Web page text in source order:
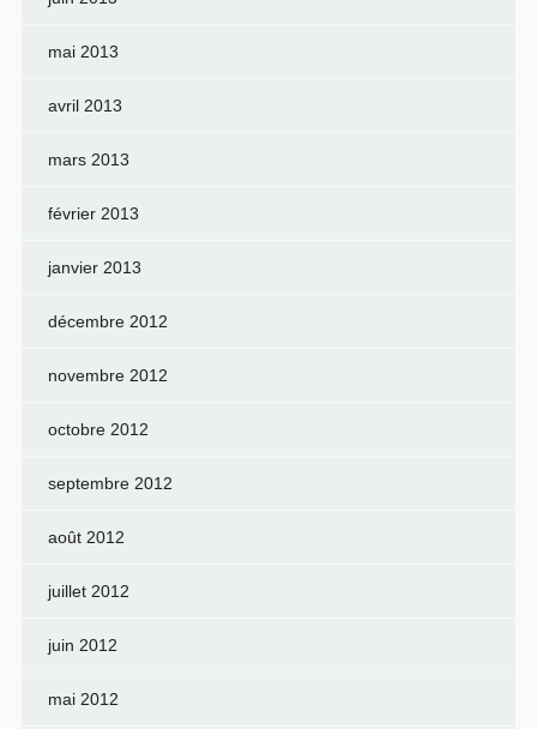
mai 2013
avril 2013
mars 2013
février 2013
janvier 2013
décembre 2012
novembre 2012
octobre 2012
septembre 2012
août 2012
juillet 2012
juin 2012
mai 2012